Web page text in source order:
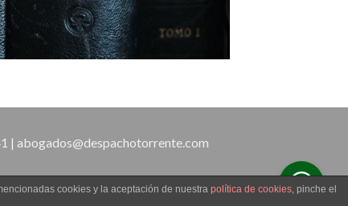
| abogados@despachotorrente.com
cookies y la aceptación de nuestra política de cookies, pinche el